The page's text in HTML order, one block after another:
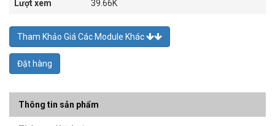
Lượt xem 39.66K
Tham Khảo Giá Các Module Khác
Đặt hàng
Thông tin sản phẩm